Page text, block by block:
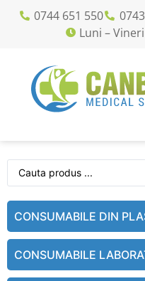
0744 651 550
Luni –
CONSUMABILE DIN
CONSUMABILE